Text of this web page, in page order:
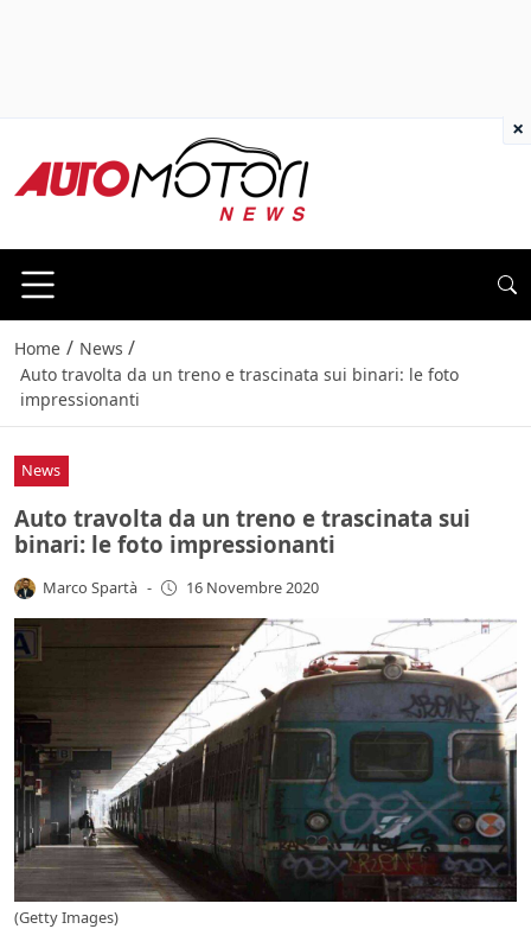
Home / News /
Auto travolta da un treno e trascinata sui binari: le foto
impressionanti
News
Auto travolta da un treno e trascinata sui
binari: le foto impressionanti
Marco Spartà - 16 Novembre 2020
(Getty Images)
×